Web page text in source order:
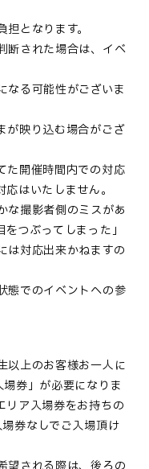
となります。
断された場合は、イベ
る可能性がございま
が映り込む場合がござ
た開催時間内での対応
はいたしません。
な撮影者側のミスがあ
つぶってしまった」
は対応出来かねますの
態でのイベントへの参
以上のお客様お一人に
券」が必要になりま
リア入場券をお持ちの
券なしでご入場頂け